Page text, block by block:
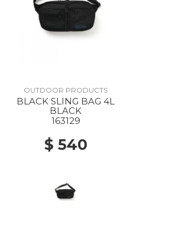
OUTDOOR PRODUCTS
BLACK SLING BAG 4L
BLACK
163129
$ 540